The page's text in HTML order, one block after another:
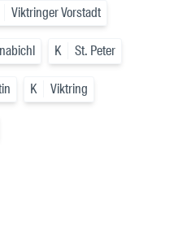
Viktringer Vorstadt
K St. Peter
K Viktring